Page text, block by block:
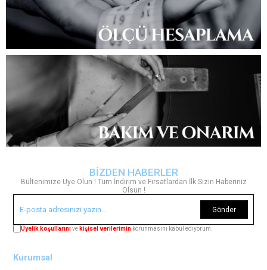
BİZDEN HABERLER
Bültenimize Üye Olun ! Tüm İndirim ve Fırsatlardan İlk Sizin Haberiniz
Olsun !
Gönder
Üyelik koşullarınıve kişisel verilerimin korunmasını kabul ediyorum.
Kurumsal